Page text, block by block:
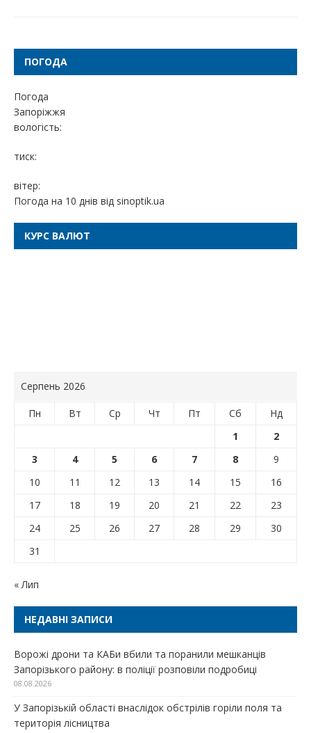
ПОГОДА
Погода
Запоріжжя
вологість:
тиск:
вітер:
Погода на 10 днів від sinoptik.ua
КУРС ВАЛЮТ
Серпень 2026
Пн Вт Ср Чт Пт Сб
Нд
1
2
3
4 5 6 7 8
9
10
11 12 13 14 15
16
17
18 19 20 21 22
23
24
25 26 27 28 29
30
31
« Лип
НЕДАВНІ ЗАПИСИ
Ворожі дрони та КАБи вбили та поранили мешканців
Запорізького району: в поліції розповіли подробиці
08.08.2026
У Запорізькій області внаслідок обстрілів горіли поля та
територія лісництва